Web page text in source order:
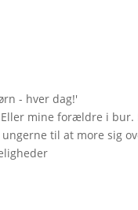
- hver dag!'
mine forældre i bur.
til at more sig